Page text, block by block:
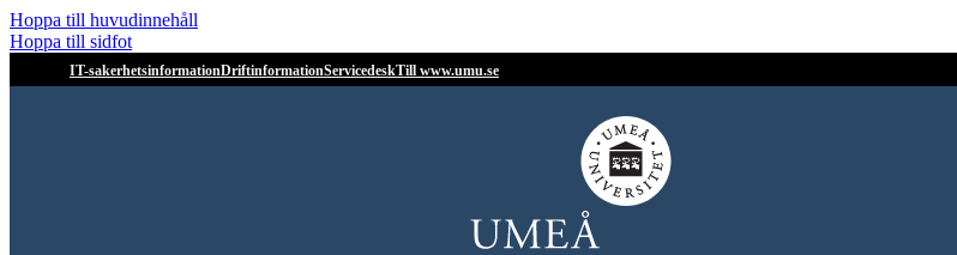
Hoppa till huvudinnehåll
Hoppa till sidfot
IT-sakerhetsinformationDriftinformationServicedeskTill www.umu.se